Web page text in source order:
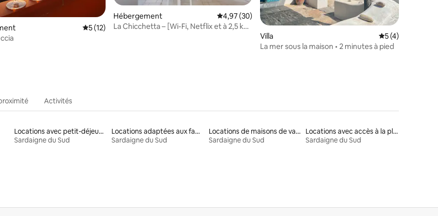
la base de 37 commentaires : 4,97 sur 5Évaluation moyenne sur la base de 12 commentaires : 5 sur 5
5 (12)
Hébergement Évaluation moyenne sur la base de 30 commentaires : 4,97 sur 5
4,97 (30)
La Chicchetta – [Wi-Fi, Netflix et à 2,5 km
Villa Évaluation
5 (4)
La mer sous la maison • 2 minutes à pied
Activités
Locations avec petit-déjeuner
Sardaigne du Sud
Locations adaptées aux familles
Sardaigne du Sud
Locations de maisons de vacances
Sardaigne du Sud
Locations avec accès à la plage
Sardaigne du Sud